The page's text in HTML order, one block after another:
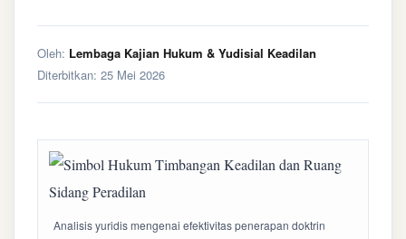
Oleh: Lembaga Kajian Hukum & Yudisial Keadilan
Diterbitkan: 25 Mei 2026
Analisis yuridis mengenai efektivitas penerapan doktrin